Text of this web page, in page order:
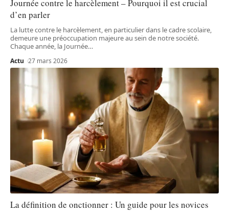
Journée contre le harcèlement – Pourquoi il est crucial
d’en parler
La lutte contre le harcèlement, en particulier dans le cadre scolaire,
demeure une préoccupation majeure au sein de notre société.
Chaque année, la Journée…
Actu 27 mars 2026
La définition de onctionner : Un guide pour les novices